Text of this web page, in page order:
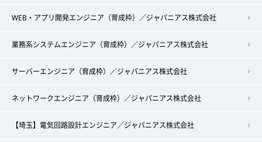
WEB・アプリ開発エンジニア（育成枠）／ジャパニアス株式会社
業務系システムエンジニア（育成枠）／ジャパニアス株式会社
サーバーエンジニア（育成枠）／ジャパニアス株式会社
ネットワークエンジニア（育成枠）／ジャパニアス株式会社
【埼玉】電気回路設計エンジニア／ジャパニアス株式会社